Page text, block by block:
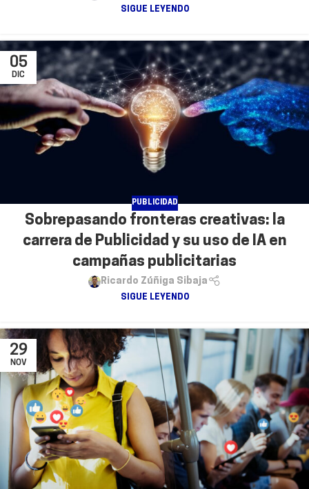
SIGUE LEYENDO
05
DIC
PUBLICIDAD
Sobrepasando fronteras creativas: la
carrera de Publicidad y su uso de IA en
campañas publicitarias
Ricardo Zúñiga Sibaja
SIGUE LEYENDO
29
NOV